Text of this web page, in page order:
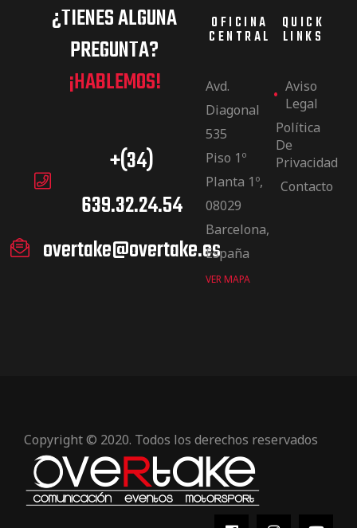
¿TIENES ALGUNA
PREGUNTA?
¡HABLEMOS!
+(34)
639.32.24.54
overtake@overtake.es
OFICINA
CENTRAL
Avd.
Diagonal
535
Piso 1º
Planta 1º,
08029
Barcelona,
España
VER MAPA
QUICK
LINKS
Aviso
Legal
Política
De
Privacidad
Contacto
Copyright © 2020. Todos los derechos reservados